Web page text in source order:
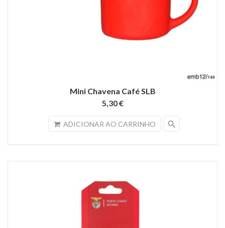
Mini Chavena Café SLB
5,30 €
ADICIONAR AO CARRINHO search